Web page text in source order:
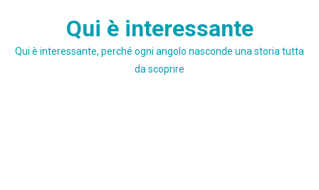
Qui è interessante
Qui è interessante, perché ogni angolo nasconde una storia tutta
da scoprire